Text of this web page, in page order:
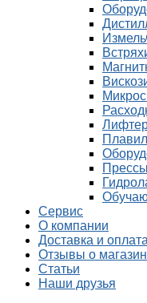
Сервис
О компании
Доставка и оплата
Отзывы о
Статьи
Наши друзья